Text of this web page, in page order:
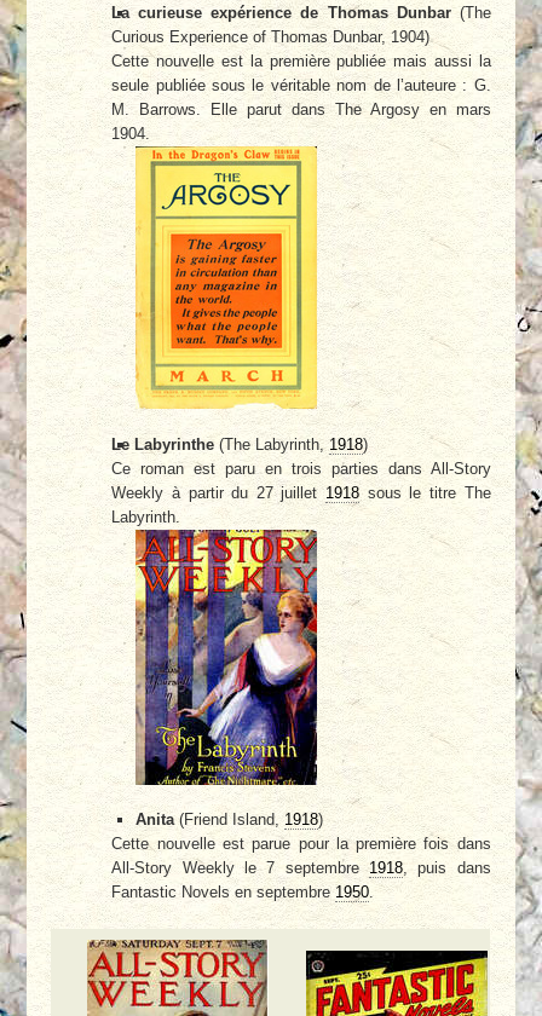
La curieuse expérience de Thomas Dunbar(The
Curious Experience of Thomas Dunbar, 1904)
Cette nouvelle est la première publiée mais aussi la
seule publiée sous le véritable nom de l’auteure : G.
M. Barrows. Elle parut dans The Argosy en mars
1904.
Le Labyrinthe (The Labyrinth,1918)
Ce roman est paru en trois parties dans All-Story
Weekly à partir du 27 juillet1918sous le titre The
Labyrinth.
Anita(Friend Island,1918)
Cette nouvelle est parue pour la première fois dans
All-Story Weekly le 7 septembre1918, puis dans
Fantastic Novels en septembre1950.